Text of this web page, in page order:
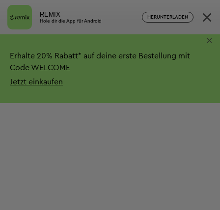
REMIX
Hole dir die App für Android
HERUNTERLADEN ×
Erhalte 20% Rabatt* auf deine erste Bestellung mit
Code WELCOME
Jetzt einkaufen
×